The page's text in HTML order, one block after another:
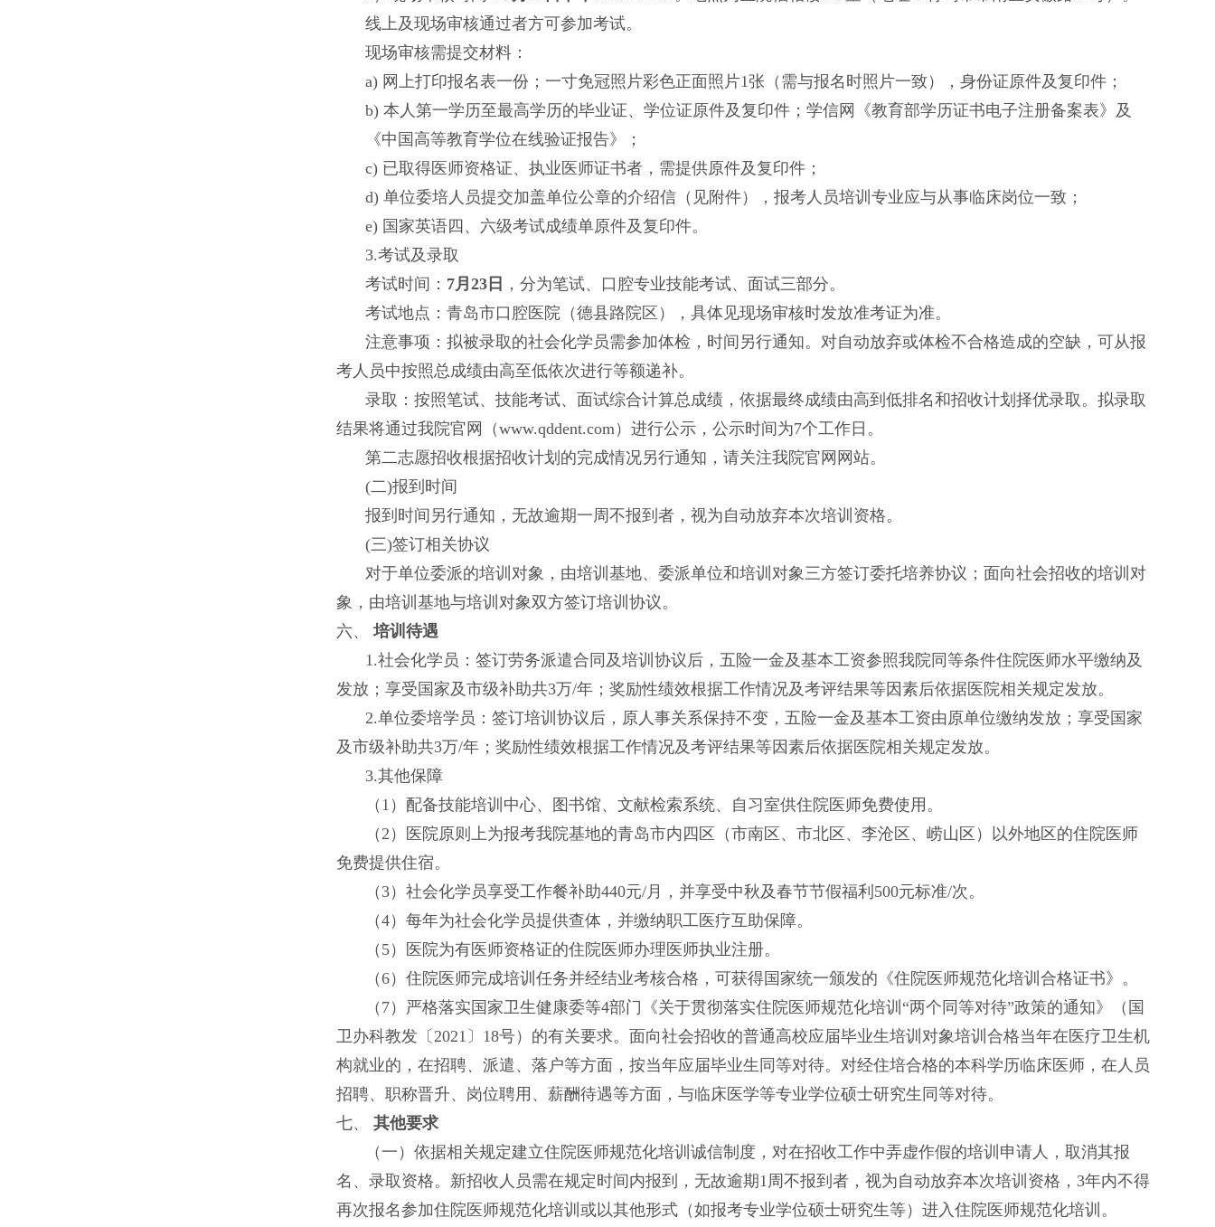
线上及现场审核通过者方可参加考试。
现场审核需提交材料：
a) 网上打印报名表一份；一寸免冠照片彩色正面照片1张（需与报名时照片一致），身份证原件及复印件；
b) 本人第一学历至最高学历的毕业证、学位证原件及复印件；学信网《教育部学历证书电子注册备案表》及
《中国高等教育学位在线验证报告》；
c) 已取得医师资格证、执业医师证书者，需提供原件及复印件；
d) 单位委培人员提交加盖单位公章的介绍信（见附件），报考人员培训专业应与从事临床岗位一致；
e) 国家英语四、六级考试成绩单原件及复印件。
3.考试及录取
考试时间： 7月 23 日 ，分为笔试、口腔专业技能考试、面试三部分。
考试地点：青岛市口腔医院（德县路院区），具体见现场审核时发放准考证为准。
注意事项：拟被录取的社会化学员需参加体检，时间另行通知。对自动放弃或体检不合格造成的空缺，可从报
考人员中按照总成绩由高至低依次进行等额递补。
录取：按照笔试、技能考试、面试综合计算总成绩，依据最终成绩由高到低排名和招收计划择优录取。拟录取
结果将通过我院官网（www.qddent.com）进行公示，公示时间为7个工作日。
第二志愿招收根据招收计划的完成情况另行通知，请关注我院官网网站。
(二)报到时间
报到时间另行通知，无故逾期一周不报到者，视为自动放弃本次培训资格。
(三)签订相关协议
对于单位委派的培训对象，由培训基地、委派单位和培训对象三方签订委托培养协议；面向社会招收的培训对
象，由培训基地与培训对象双方签订培训协议。
六、培训待遇
1.社会化学员：签订劳务派遣合同及培训协议后，五险一金及基本工资参照我院同等条件住院医师水平缴纳及
发放；享受国家及市级补助共3万/年；奖励性绩效根据工作情况及考评结果等因素后依据医院相关规定发放。
2.单位委培学员：签订培训协议后，原人事关系保持不变，五险一金及基本工资由原单位缴纳发放；享受国家
及市级补助共3万/年；奖励性绩效根据工作情况及考评结果等因素后依据医院相关规定发放。
3.其他保障
（ 1）配备技能培训中心、图书馆、文献检索系统、自习室供住院医师免费使用。
（2）医院原则上为报考我院基地的青岛市内四区（市南区、市北区、李沧区、崂山区）以外地区的住院医师
免费提供住宿。
（ 3）社会化学员享受工作餐补助440元/月，并享受中秋及春节节假福利 500元标准/次。
（4）每年为社会化学员提供查体，并缴纳职工医疗互助保障。
（ 5）医院为有医师资格证的住院医师办理医师执业注册。
（6）住院医师完成培训任务并经结业考核合格，可获得国家统一颁发的《住院医师规范化培训合格证书》。
（7）严格落实国家卫生健康委等4部门《关于贯彻落实住院医师规范化培训“两个同等对待”政策的通知》（国
卫办科教发〔2021〕18号）的有关要求。面向社会招收的普通高校应届毕业生培训对象培训合格当年在医疗卫生机
构就业的，在招聘、派遣、落户等方面，按当年应届毕业生同等对待。对经住培合格的本科学历临床医师，在人员
招聘、职称晋升、岗位聘用、薪酬待遇等方面，与临床医学等专业学位硕士研究生同等对待。
七、 其他要求
（一）依据相关规定建立住院医师规范化培训诚信制度，对在招收工作中弄虚作假的培训申请人，取消其报
名、录取资格。新招收人员需在规定时间内报到
，无故逾期1周不报到者，视为自动放弃本次培训资格，3年内不得
再次报名参加住院医师规范化培训或以其他形式（如报考专业学位硕士研究生等）进入住院医师规范化培训。